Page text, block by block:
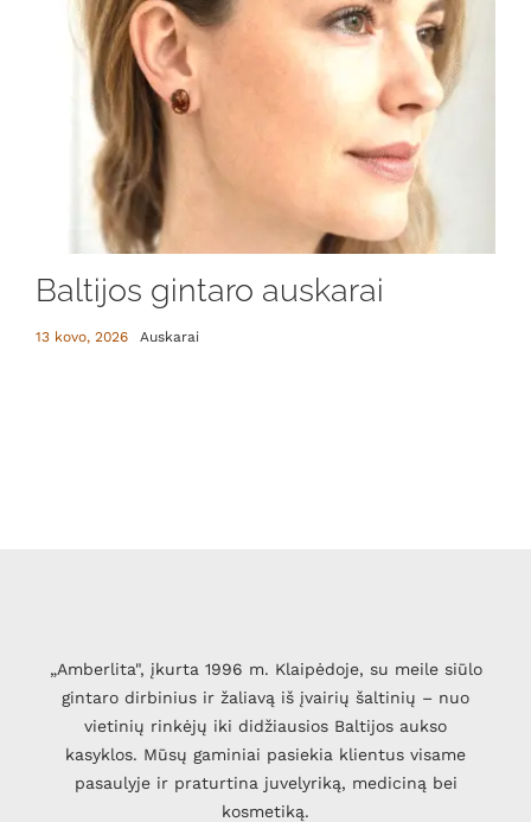
Baltijos gintaro auskarai
13 kovo, 2026 Auskarai
„Amberlita", įkurta 1996 m. Klaipėdoje, su meile siūlo
gintaro dirbinius ir žaliavą iš įvairių šaltinių – nuo
vietinių rinkėjų iki didžiausios Baltijos aukso
kasyklos. Mūsų gaminiai pasiekia klientus visame
pasaulyje ir praturtina juvelyriką, mediciną bei
kosmetiką.